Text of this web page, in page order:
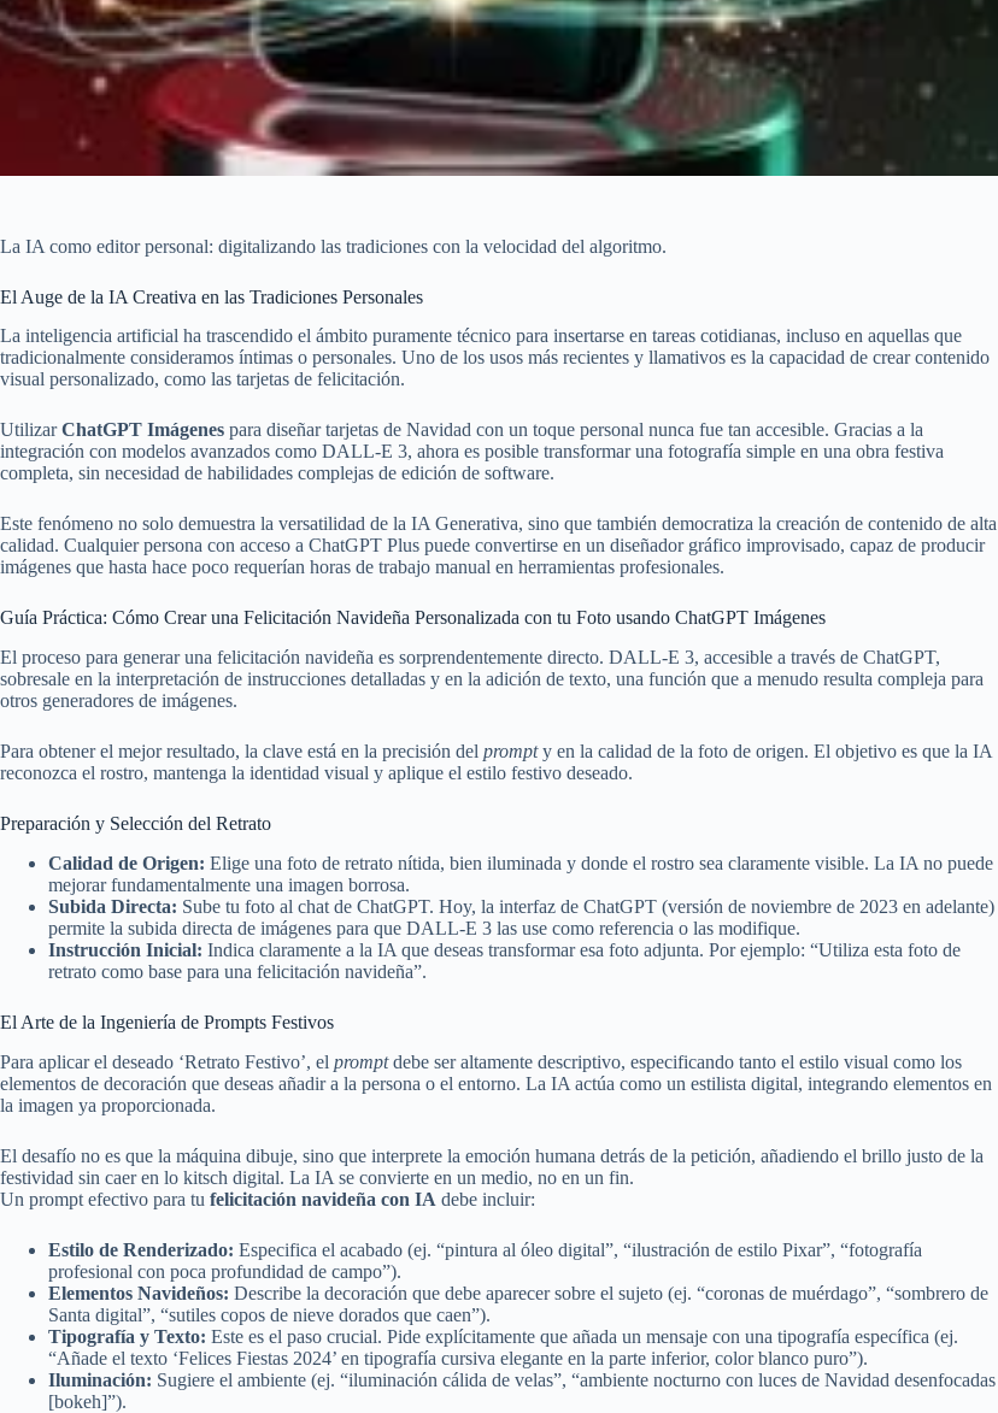
La IA como editor personal: digitalizando las tradiciones con la velocidad del algoritmo.
El Auge de la IA Creativa en las Tradiciones Personales
La inteligencia artificial ha trascendido el ámbito puramente técnico para insertarse en tareas cotidianas, incluso en aquellas que
tradicionalmente consideramos íntimas o personales. Uno de los usos más recientes y llamativos es la capacidad de crear contenido
visual personalizado, como las tarjetas de felicitación.
UtilizarChatGPT Imágenes para diseñar tarjetas de Navidad con un toque personal nunca fue tan accesible. Gracias a la
integración con modelos avanzados como DALL-E 3, ahora es posible transformar una fotografía simple en una obra festiva
completa, sin necesidad de habilidades complejas de edición de software.
Este fenómeno no solo demuestra la versatilidad de la IA Generativa, sino que también democratiza la creación de contenido de alta
calidad. Cualquier persona con acceso a ChatGPT Plus puede convertirse en un diseñador gráfico improvisado, capaz de producir
imágenes que hasta hace poco requerían horas de trabajo manual en herramientas profesionales.
Guía Práctica: Cómo Crear una Felicitación Navideña Personalizada con tu Foto usando ChatGPT Imágenes
El proceso para generar una felicitación navideña es sorprendentemente directo. DALL-E 3, accesible a través de ChatGPT,
sobresale en la interpretación de instrucciones detalladas y en la adición de texto, una función que a menudo resulta compleja para
otros generadores de imágenes.
Para obtener el mejor resultado, la clave está en la precisión del prompty en la calidad de la foto de origen. El objetivo es que la IA
reconozca el rostro, mantenga la identidad visual y aplique el estilo festivo deseado.
Preparación y Selección del Retrato
Calidad de Origen: Elige una foto de retrato nítida, bien iluminada y donde el rostro sea claramente visible. La IA no puede
mejorar fundamentalmente una imagen borrosa.
Subida Directa: Sube tu foto al chat de ChatGPT. Hoy, la interfaz de ChatGPT (versión de noviembre de 2023 en adelante)
permite la subida directa de imágenes para que DALL-E 3 las use como referencia o las modifique.
Instrucción Inicial: Indica claramente a la IA que deseas transformar esa foto adjunta. Por ejemplo: “Utiliza esta foto de
retrato como base para una felicitación navideña”.
El Arte de la Ingeniería de Prompts Festivos
Para aplicar el deseado ‘Retrato Festivo’, el promptdebe ser altamente descriptivo, especificando tanto el estilo visual como los
elementos de decoración que deseas añadir a la persona o el entorno. La IA actúa como un estilista digital, integrando elementos en
la imagen ya proporcionada.
El desafío no es que la máquina dibuje, sino que interprete la emoción humana detrás de la petición, añadiendo el brillo justo de la
festividad sin caer en lo kitsch digital. La IA se convierte en un medio, no en un fin.
Un prompt efectivo para tu felicitación navideña con IA debe incluir:
Estilo de Renderizado: Especifica el acabado (ej. “pintura al óleo digital”, “ilustración de estilo Pixar”, “fotografía
profesional con poca profundidad de campo”).
Elementos Navideños: Describe la decoración que debe aparecer sobre el sujeto (ej. “coronas de muérdago”, “sombrero de
Santa digital”, “sutiles copos de nieve dorados que caen”).
Tipografía y Texto: Este es el paso crucial. Pide explícitamente que añada un mensaje con una tipografía específica (ej.
“Añade el texto ‘Felices Fiestas 2024’ en tipografía cursiva elegante en la parte inferior, color blanco puro”).
Iluminación: Sugiere el ambiente (ej. “iluminación cálida de velas”, “ambiente nocturno con luces de Navidad desenfocadas
[bokeh]”).